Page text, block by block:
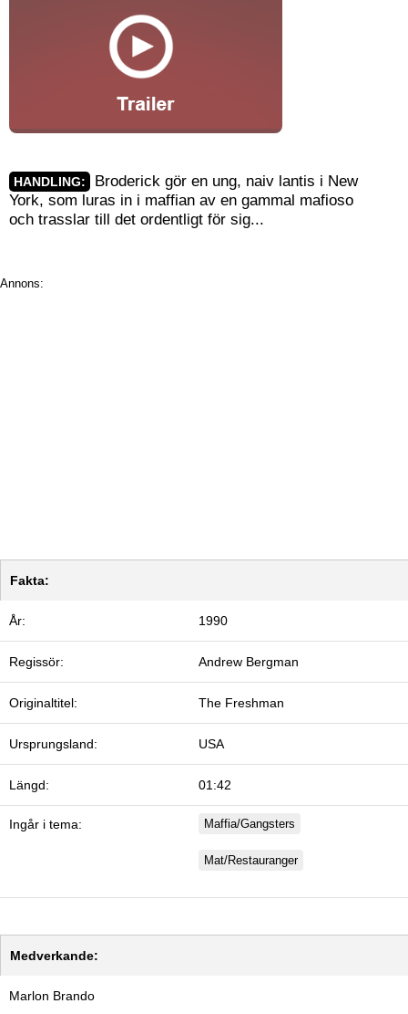
HANDLING:
Broderick gör en ung, naiv lantis i New
York, som luras in i maffian av en gammal mafioso
och trasslar till det ordentligt för sig...
Annons:
Fakta:
År: 1990
Regissör: Andrew Bergman
Originaltitel: The Freshman
Ursprungsland: USA
Längd: 01:42
Ingår i tema: Maffia/Gangsters
Mat/Restauranger
Medverkande:
Marlon Brando